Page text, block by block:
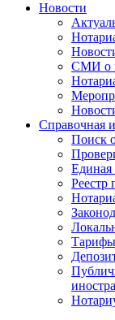
Новости
СМИ о
Справочная
Поиск
Реестр
Тарифы